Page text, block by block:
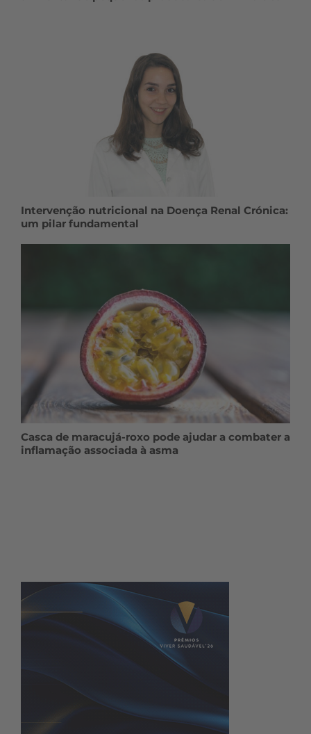
Intervenção nutricional na Doença Renal Crónica:
um pilar fundamental
Casca de maracujá-roxo pode ajudar a combater a
inflamação associada à asma